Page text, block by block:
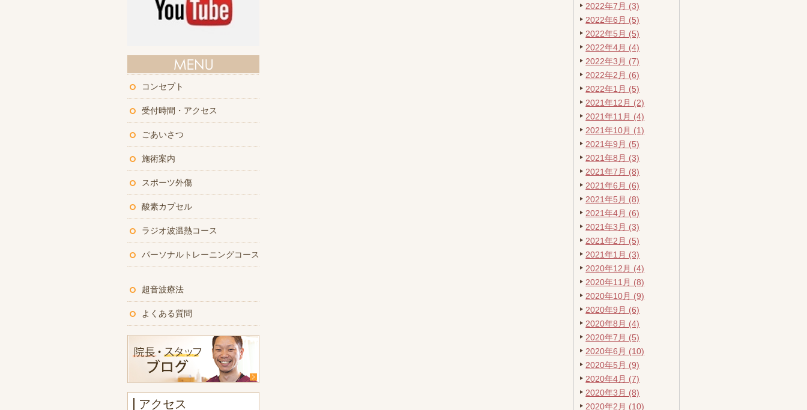
2022年7月 (3)
2022年6月 (5)
2022年5月 (5)
2022年4月 (4)
2022年3月 (7)
2022年2月 (6)
2022年1月 (5)
2021年12月 (2)
2021年11月 (4)
2021年10月 (1)
2021年9月 (5)
2021年8月 (3)
2021年7月 (8)
2021年6月 (6)
2021年5月 (8)
2021年4月 (6)
2021年3月 (3)
2021年2月 (5)
2021年1月 (3)
2020年12月 (4)
2020年11月 (8)
2020年10月 (9)
2020年9月 (6)
2020年8月 (4)
2020年7月 (5)
2020年6月 (10)
2020年5月 (9)
2020年4月 (7)
2020年3月 (8)
2020年2月 (10)
コンセプト
受付時間・アクセス
ごあいさつ
施術案内
スポーツ外傷
酸素カプセル
ラジオ波温熱コース
パーソナルトレーニングコース
超音波療法
よくある質問
アクセス